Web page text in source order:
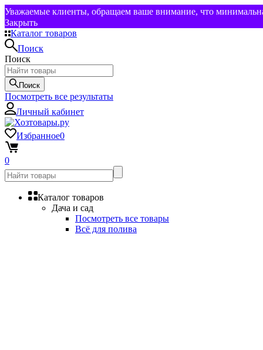
Уважаемые клиенты, обращаем ваше внимание, что
Закрыть
Каталог товаров
Поиск
Поиск
Поиск
Посмотреть все результаты
Личный кабинет
Избранное0
0
Каталог товаров
Дача и сад
Посмотреть все товары
Всё для полива